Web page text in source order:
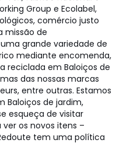
Group e Ecolabel,
comércio justo
missão de
grande variedade de
mediante encomenda,
reciclada em Baloiços de
das nossas marcas
entre outras. Estamos
Baloiços de jardim,
esqueça de visitar
os novos itens –
tem uma política